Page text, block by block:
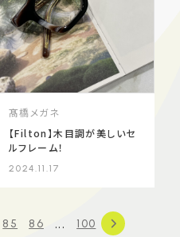
髙橋メガネ
【Filton】木目調が美しいセ
ルフレーム！
2024.11.17
85 86 ... 100